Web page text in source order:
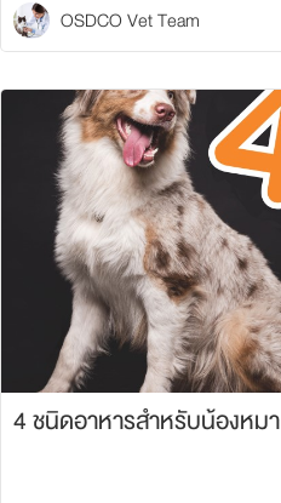
OSDCO Vet Team
4 ชนิดอาหารสำหรับน้องหมา